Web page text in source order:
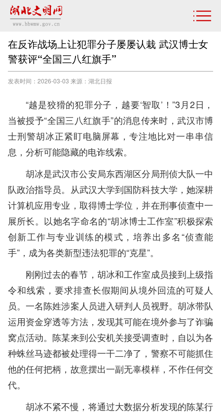
在反诈战场上让犯罪分子屡屡认栽 武汉博士女
警获评“全国三八红旗手”
发表时间：2026-03-03 来源：​湖北日报
“越是狡猾的犯罪分子，越要‘智取’！”3月2日，
当被授予“全国三八红旗手”的消息传来时，武汉市博
士刑警胡冰正紧盯电脑屏幕，专注地比对一串串信
息，分析可能隐藏的电诈线索。
胡冰是武汉市公安局东西湖区分局刑侦大队一中
队政治指导员。从武汉大学到国防科技大学，她深耕
计算机应用专业，取得博士学位，并在刑事侦查中一
展所长。以她名字命名的“胡冰博士工作室”积极探索
创新工作与专业训练的模式，培养出多名“侦查能
手”，成为各类新型违法犯罪的“克星”。
刚刚过去的春节，胡冰和工作室成员接到上级指
令和线索，要求排查长假期间从境外回流的可疑人
员。一名陈姓涉案人员进入研判人员视野。胡冰带队
运用资金穿透等方法，发现其可能在境外参与了诈骗
窝点活动。陈某来到公安机关接受调查时，自以为各
种蛛丝马迹都被处理得一干二净了，警察不可能抓住
他的任何把柄，故意摆出一副无辜模样，不作任何交
代。
胡冰不紧不慢，将通过大数据分析发现的陈某行